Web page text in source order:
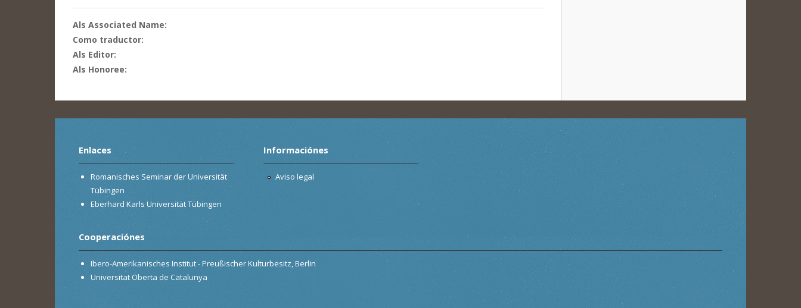
Als Associated Name:
Como traductor:
Als Editor:
Als Honoree:
Enlaces
Romanisches Seminar der Universität
Tübingen
Eberhard Karls Universität Tübingen
Informaciónes
Aviso legal
Cooperaciónes
Ibero-Amerikanisches Institut - Preußischer Kulturbesitz, Berlin
Universitat Oberta de Catalunya